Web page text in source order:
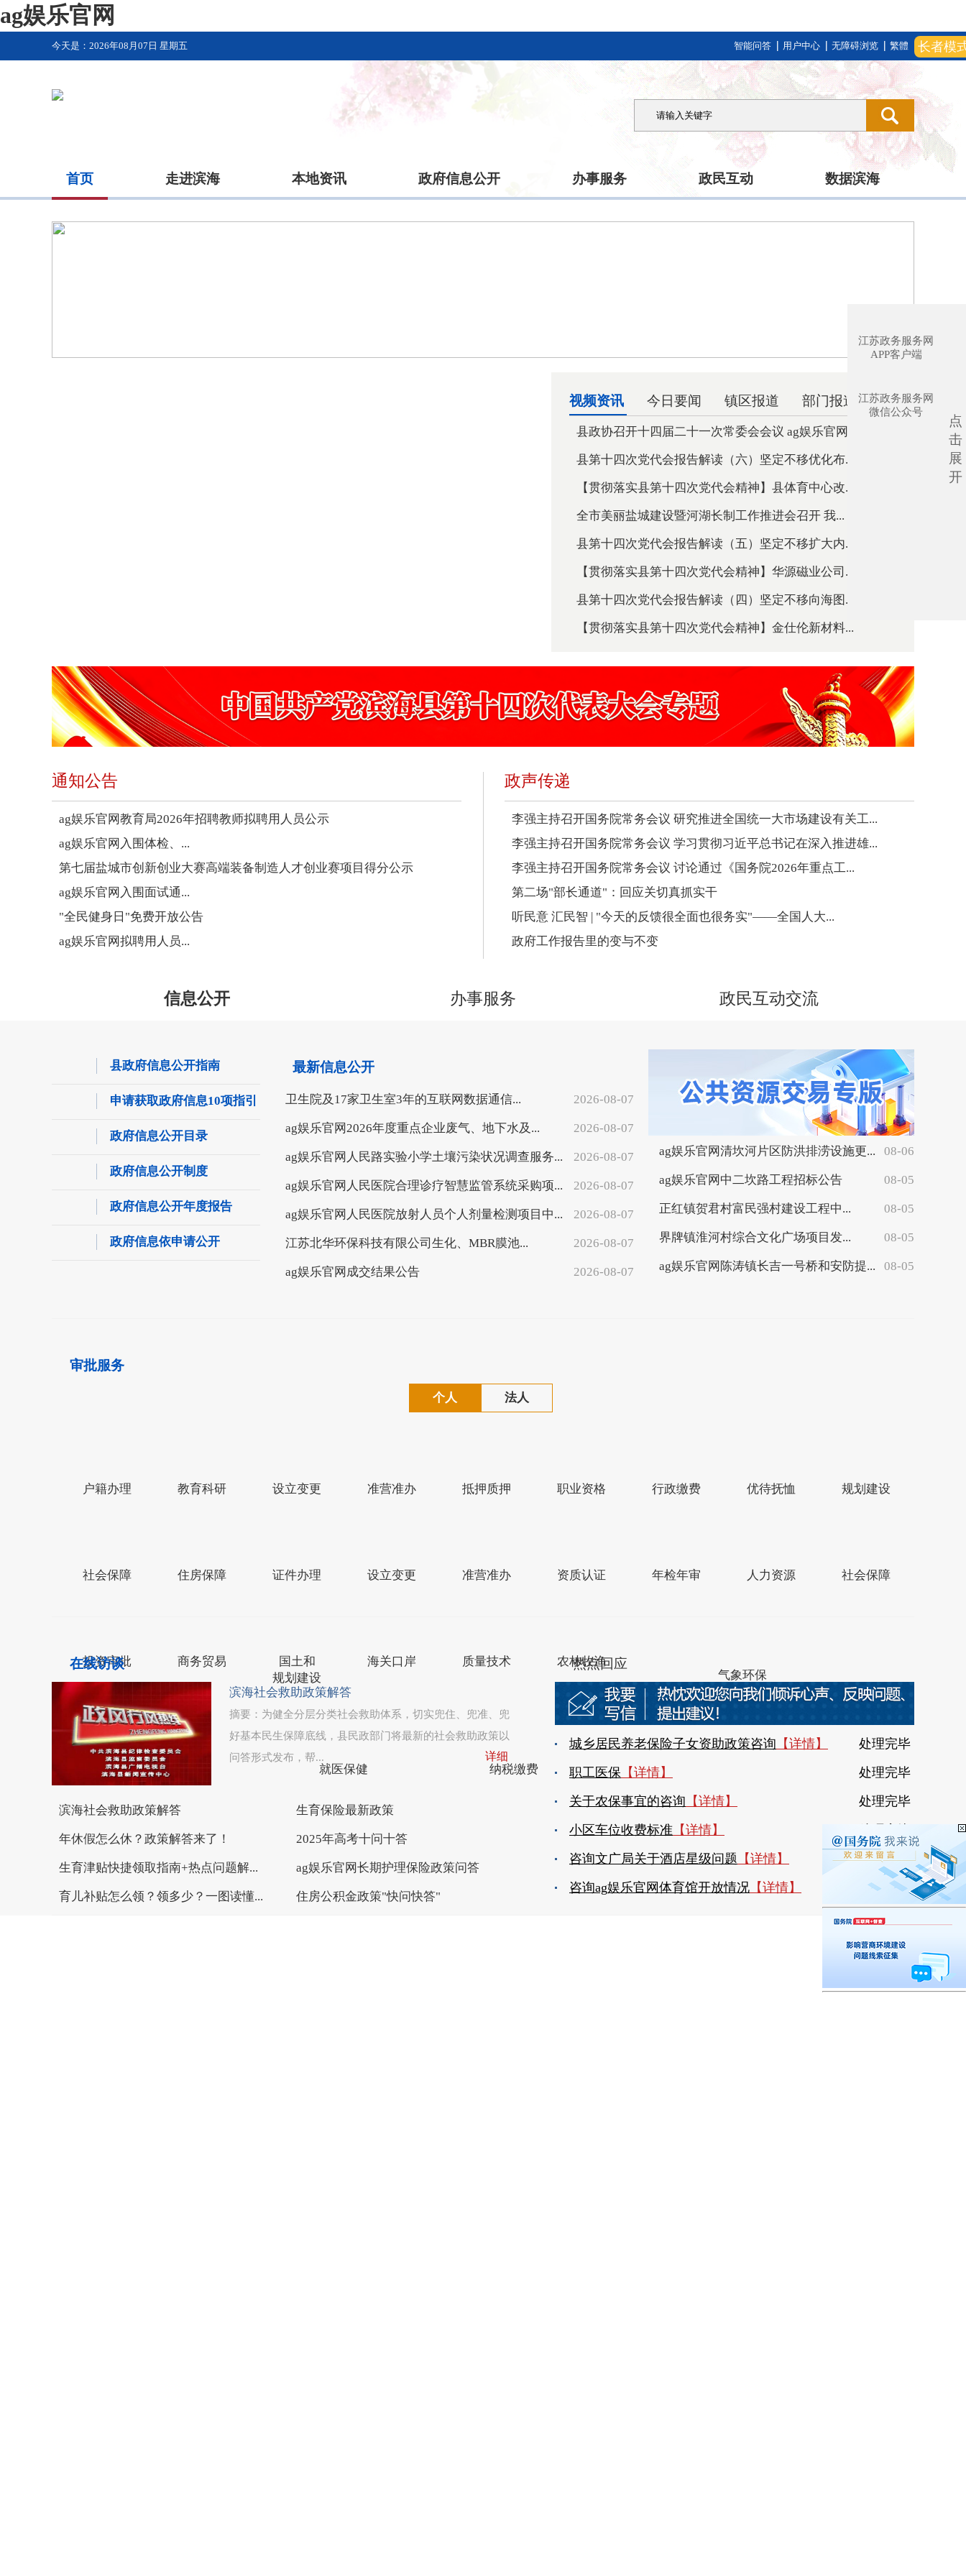
ag娱乐官网
长者模
今天是： 2026年08月07日 星期五 智能问答 用户中心 无障碍浏览 繁體
首页 走进滨海 本地资讯 政府信息公开 办事服务 政民互动 数据滨海
视频资讯 今日要闻 镇区报道 部门报道
县政协召开十四届二十一次常委会会议 ag娱乐官网出...
县第十四次党代会报告解读（六）坚定不移优化布...
【贯彻落实县第十四次党代会精神】县体育中心改...
全市美丽盐城建设暨河湖长制工作推进会召开 我...
县第十四次党代会报告解读（五）坚定不移扩大内...
【贯彻落实县第十四次党代会精神】华源磁业公司...
县第十四次党代会报告解读（四）坚定不移向海图...
【贯彻落实县第十四次党代会精神】金仕伦新材料...
通知公告
ag娱乐官网教育局2026年招聘教师拟聘用人员公示
ag娱乐官网入围体检、...
第七届盐城市创新创业大赛高端装备制造人才创业赛项目得分公示
ag娱乐官网入围面试通...
"全民健身日"免费开放公告
ag娱乐官网拟聘用人员...
政声传递
李强主持召开国务院常务会议 研究推进全国统一大市场建设有关工...
李强主持召开国务院常务会议 学习贯彻习近平总书记在深入推进雄...
李强主持召开国务院常务会议 讨论通过《国务院2026年重点工...
第二场"部长通道"：回应关切真抓实干
听民意 汇民智 | "今天的反馈很全面也很务实"——全国人大...
政府工作报告里的变与不变
信息公开 办事服务 政民互动交流
县政府信息公开指南
申请获取政府信息10项指引
政府信息公开目录
政府信息公开制度
政府信息公开年度报告
政府信息依申请公开
最新信息公开
卫生院及17家卫生室3年的互联网数据通信... 2026-08-07
ag娱乐官网2026年度重点企业废气、地下水及... 2026-08-07
ag娱乐官网人民路实验小学土壤污染状况调查服务... 2026-08-07
ag娱乐官网人民医院合理诊疗智慧监管系统采购项... 2026-08-07
ag娱乐官网人民医院放射人员个人剂量检测项目中... 2026-08-07
江苏北华环保科技有限公司生化、MBR膜池... 2026-08-07
ag娱乐官网成交结果公告 2026-08-07
ag娱乐官网清坎河片区防洪排涝设施更... 08-06
ag娱乐官网中二坎路工程招标公告 08-05
正红镇贺君村富民强村建设工程中... 08-05
界牌镇淮河村综合文化广场项目发... 08-05
ag娱乐官网陈涛镇长吉一号桥和安防提... 08-05
审批服务
个人 法人
户籍办理 教育科研 设立变更 准营准办 抵押质押 职业资格 行政缴费 优待抚恤 规划建设
社会保障 住房保障 证件办理 设立变更 准营准办 资质认证 年检年审 人力资源 社会保障
投资审批 商务贸易
国土和
规划建设
海关口岸 质量技术
农林牧渔
气象环保
司法公正 就医保健 纳税缴费 社会保险 机构名录
在线访谈
滨海社会救助政策解答
摘要：为健全分层分类社会救助体系，切实兜住、兜准、兜
好基本民生保障底线，县民政部门将最新的社会救助政策以
问答形式发布，帮...
详细
滨海社会救助政策解答
年休假怎么休？政策解答来了！
生育津贴快捷领取指南+热点问题解...
育儿补贴怎么领？领多少？一图读懂...
生育保险最新政策
2025年高考十问十答
ag娱乐官网长期护理保险政策问答
住房公积金政策"快问快答"
热点回应
点
击
展
开
江苏政务服务网
APP客户端
江苏政务服务网
微信公众号